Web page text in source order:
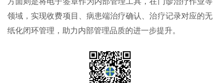
领域，实现收费项目、病患端治疗确认、治疗记录对应的无
纸化闭环管理，助力内部管理品质的进一步提升。